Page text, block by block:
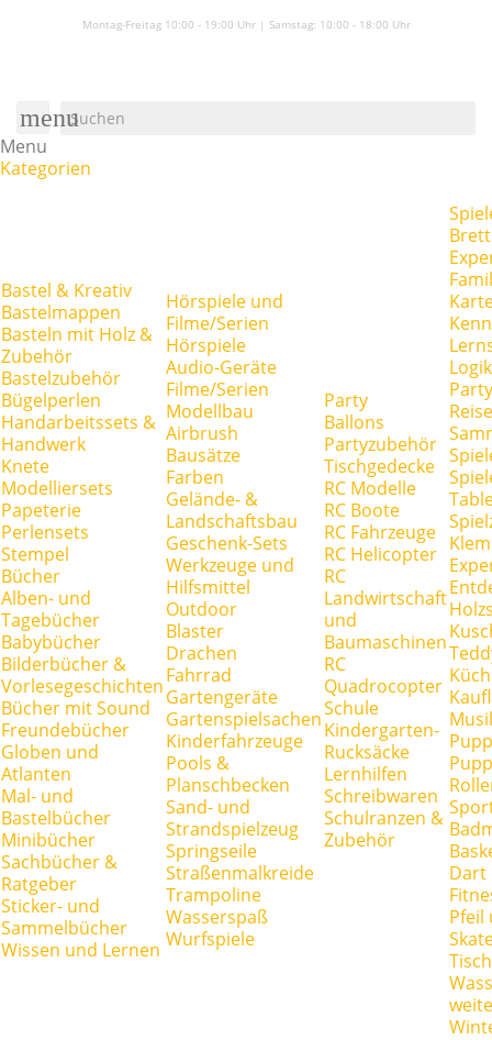
Montag-Freitag 10:00 - 19:00 Uhr | Samstag: 10:00 - 18:00 Uhr
menu
Menu
Kategorien
Bastel & Kreativ
Bastelmappen
Basteln mit Holz &
Zubehör
Bastelzubehör
Bügelperlen
Handarbeitssets &
Handwerk
Knete
Modelliersets
Papeterie
Perlensets
Stempel
Bücher
Alben- und
Tagebücher
Babybücher
Bilderbücher &
Vorlesegeschichten
Bücher mit Sound
Freundebücher
Globen und
Atlanten
Mal- und
Bastelbücher
Minibücher
Sachbücher &
Ratgeber
Sticker- und
Sammelbücher
Wissen und Lernen
Hörspiele und
Filme/Serien
Hörspiele
Audio-Geräte
Filme/Serien
Modellbau
Airbrush
Bausätze
Farben
Gelände- &
Landschaftsbau
Geschenk-Sets
Werkzeuge und
Hilfsmittel
Outdoor
Blaster
Drachen
Fahrrad
Gartengeräte
Gartenspielsachen
Kinderfahrzeuge
Pools &
Planschbecken
Sand- und
Strandspielzeug
Springseile
Straßenmalkreide
Trampoline
Wasserspaß
Wurfspiele
Party
Ballons
Partyzubehör
Tischgedecke
RC Modelle
RC Boote
RC Fahrzeuge
RC Helicopter
RC
Landwirtschaft
und
Baumaschinen
RC
Quadrocopter
Schule
Kindergarten-
Rucksäcke
Lernhilfen
Schreibwaren
Schulranzen &
Zubehör
Dart
Pfeil